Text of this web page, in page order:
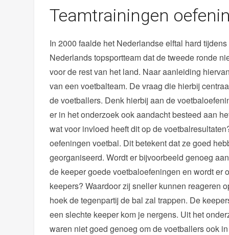
Teamtrainingen
In 2000 faalde het Nederlandse elftal hard
Nederlands topsportteam dat de tweede ronde
voor de rest van het land. Naar aanleiding
van een voetbalteam. De vraag die hierbij
de voetballers. Denk hierbij aan de
er in het onderzoek ook aandacht besteed aan
wat voor invloed heeft dit op de
oefeningen voetbal. Dit betekent dat ze goed
georganiseerd. Wordt er bijvoorbeeld genoeg
de keeper goede voetbaloefeningen en wordt er
keepers? Waardoor zij sneller kunnen reageren
hoek de tegenpartij de bal zal trappen. De
een slechte keeper kom je nergens. Uit het
waren niet goed genoeg om de voetballers ook